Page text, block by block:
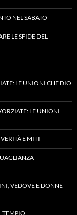
NEL SABATO
LE SFIDE DEL
LE UNIONI CHE DIO
LE UNIONI
E MITI
VEDOVE E DONNE
TEMPIO